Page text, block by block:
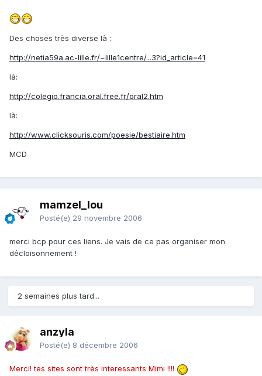
Des choses très diverse là :
http://netia59a.ac-lille.fr/~lille1centre/...3?id_article=41
là:
http://colegio.francia.oral.free.fr/oral2.htm
là:
http://www.clicksouris.com/poesie/bestiaire.htm
MCD
mamzel_lou
Posté(e) 29 novembre 2006
merci bcp pour ces liens. Je vais de ce pas organiser mon
décloisonnement !
2 semaines plus tard...
anzyla
Posté(e) 8 décembre 2006
Merci! tes sites sont très interessants Mimi !!!!